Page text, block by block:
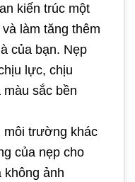
kiến trúc một
làm tăng thêm
của bạn. Nẹp
lực, chịu
màu sắc bền
môi trường khác
của nẹp cho
không ảnh